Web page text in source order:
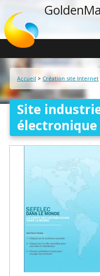
Accueil > Création site Internet
Site
électronique